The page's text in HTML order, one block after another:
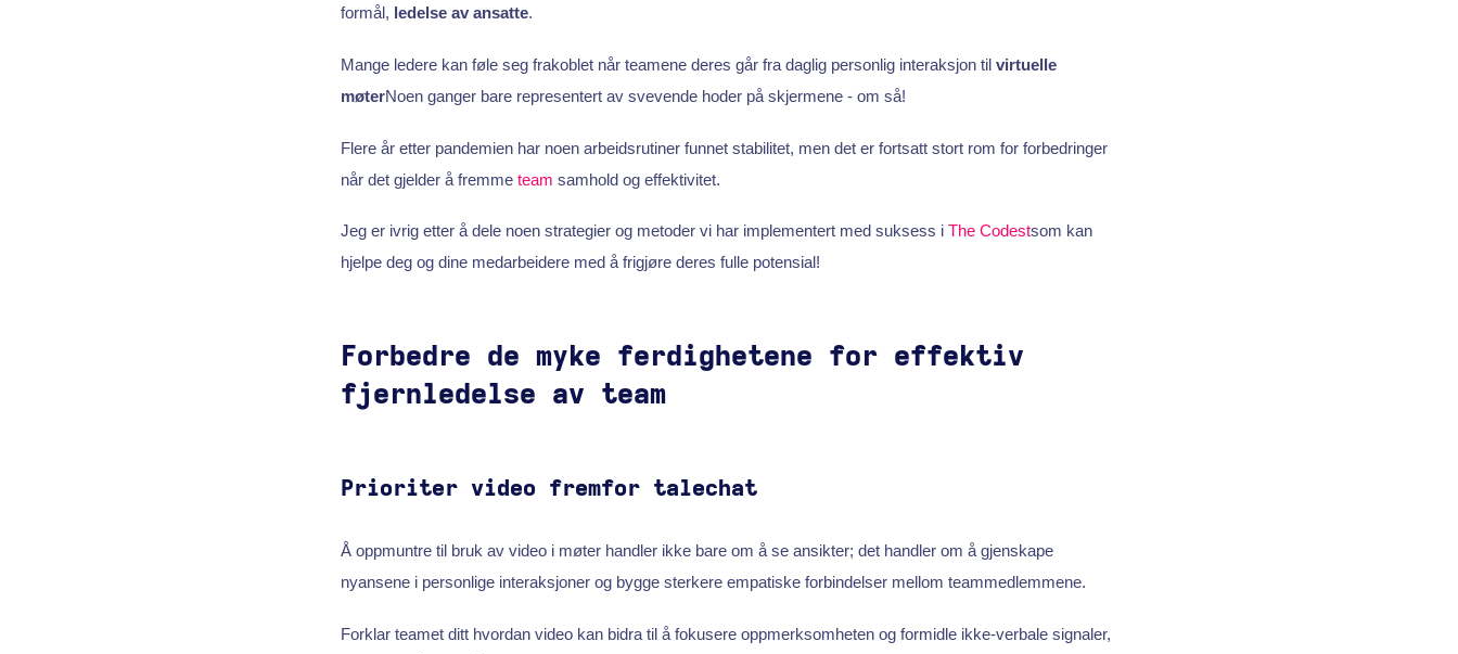
formål, ledelse av ansatte.
Mange ledere kan føle seg frakoblet når teamene deres går fra daglig personlig interaksjon til virtuelle
møterNoen ganger bare representert av svevende hoder på skjermene - om så!
Flere år etter pandemien har noen arbeidsrutiner funnet stabilitet, men det er fortsatt stort rom for forbedringer
når det gjelder å fremme team samhold og effektivitet.
Jeg er ivrig etter å dele noen strategier og metoder vi har implementert med suksess i The Codestsom kan
hjelpe deg og dine medarbeidere med å frigjøre deres fulle potensial!
Forbedre de myke ferdighetene for effektiv
fjernledelse av team
Prioriter video fremfor talechat
Å oppmuntre til bruk av video i møter handler ikke bare om å se ansikter; det handler om å gjenskape
nyansene i personlige interaksjoner og bygge sterkere empatiske forbindelser mellom teammedlemmene.
Forklar teamet ditt hvordan video kan bidra til å fokusere oppmerksomheten og formidle ikke-verbale signaler,